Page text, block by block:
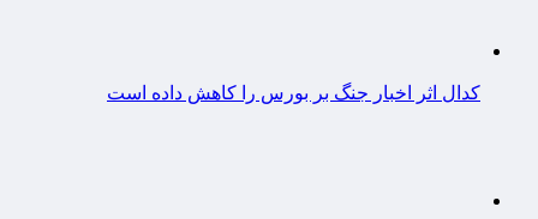
کدال اثر اخبار جنگ بر بورس را کاهش داده است